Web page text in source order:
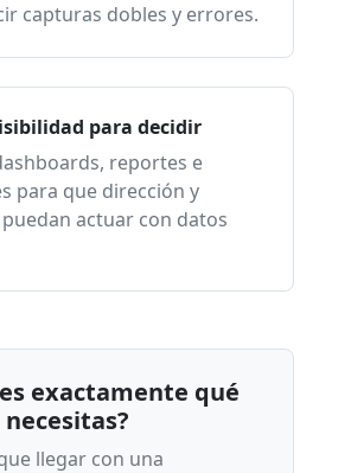
capturas dobles y errores.
para decidir
reportes e
para que dirección y
actuar con datos
exactamente qué
llegar con una